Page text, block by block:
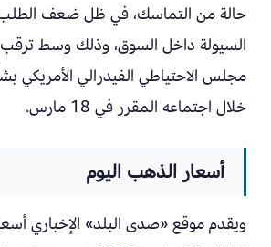
حالة من التماسك، في ظل ضعف الطلب
السيولة داخل السوق، وذلك وسط ترقب
مجلس الاحتياطي الفيدرالي الأمريكي
خلال اجتماعه المقرر في 18 مارس.
أسعار الذهب اليوم
ويقدم موقع «صدى البلد» الإخباري